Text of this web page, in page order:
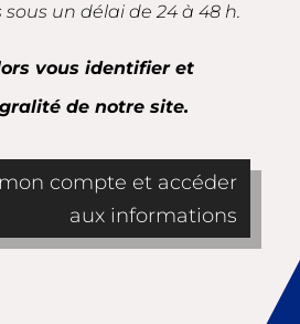
sous un délai de 24 à 48 h.
vous identifier et
de notre site.
compte et accéder
aux informations